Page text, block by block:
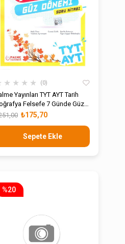
★ ★ ★ ★ 0
Yayınları TYT AYT Tarih
Felsefe 7 Günde Güz
Soru Kitabı
₺175,70
Sepete Ekle
%20